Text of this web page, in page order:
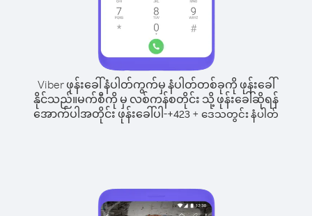
Viber ဖုန်းခေါ်နံပါတ်ကွက်မှ နံပါတ်တစ်ခုကို ဖုန်းခေါ်
နိုင်သည်။မက်စီကို မှ လစ်ကန်စတိုင်း သို့ ဖုန်းခေါ်ဆိုရန်
အောက်ပါအတိုင်း ဖုန်းခေါ်ပါ-+423 + ဒေသတွင်း နံပါတ်